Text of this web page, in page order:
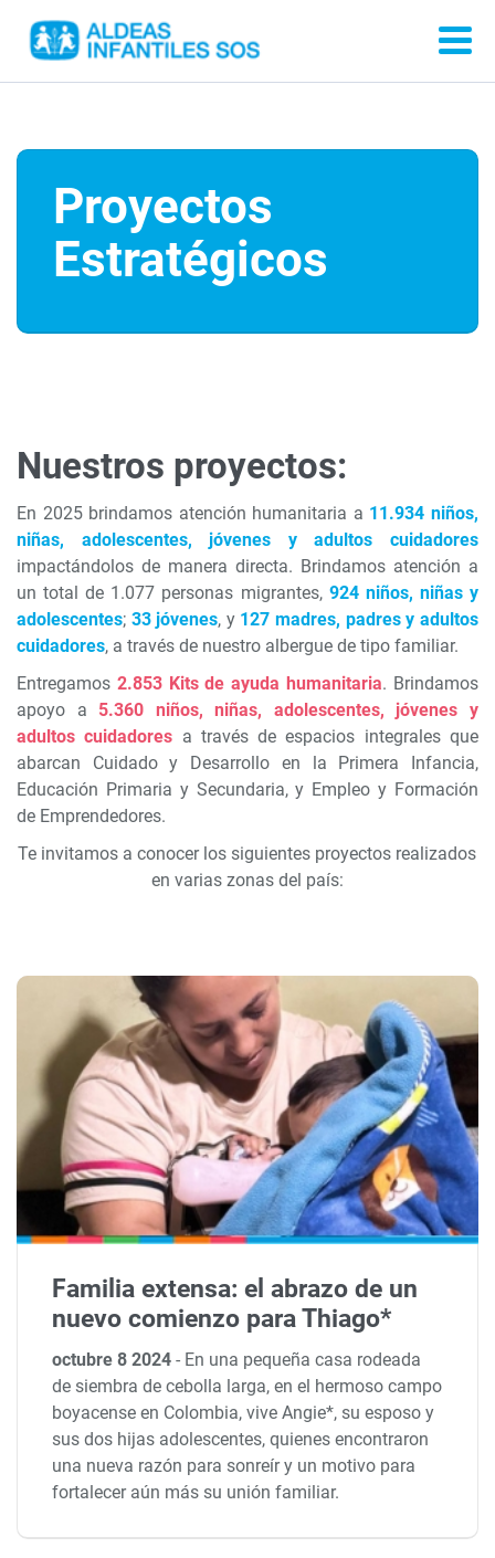
Proyectos
Estratégicos
Nuestros proyectos:
En 2025 brindamos atención humanitaria a 11.934 niños,
niñas, adolescentes, jóvenes y adultos cuidadores
impactándolos de manera directa. Brindamos atención a
un total de 1.077 personas migrantes,924 niños, niñas y
adolescentes; 33 jóvenes, y 127 madres, padres y adultos
cuidadores, a través de nuestro albergue de tipo familiar.
Entregamos 2.853 Kits de ayuda humanitaria. Brindamos
apoyo a 5.360 niños, niñas, adolescentes, jóvenes y
adultos cuidadores a través de espacios integrales que
abarcan Cuidado y Desarrollo en la Primera Infancia,
Educación Primaria y Secundaria, y Empleo y Formación
de Emprendedores.
Te invitamos a conocer los siguientes proyectos realizados
en varias zonas del país:
Familia extensa: el abrazo de un
nuevo comienzo para Thiago*
octubre 8 2024- En una pequeña casa rodeada
de siembra de cebolla larga, en el hermoso campo
boyacense en Colombia, vive Angie*, su esposo y
sus dos hijas adolescentes, quienes encontraron
una nueva razón para sonreír y un motivo para
fortalecer aún más su unión familiar.